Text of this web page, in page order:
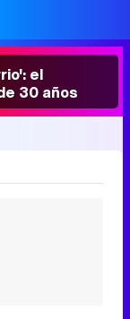
el
30 años